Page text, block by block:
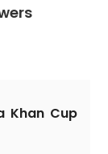
Khan Cup